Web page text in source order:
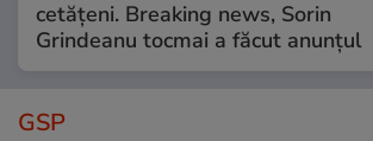
cetățeni. Breaking news, Sorin
Grindeanu tocmai a făcut anunțul
GSP